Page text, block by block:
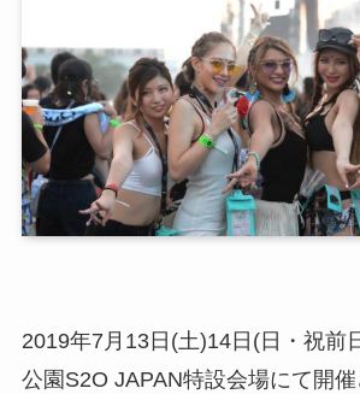
2019年7月13日(土)14日(日・祝前
公園S2O JAPAN特設会場にて開